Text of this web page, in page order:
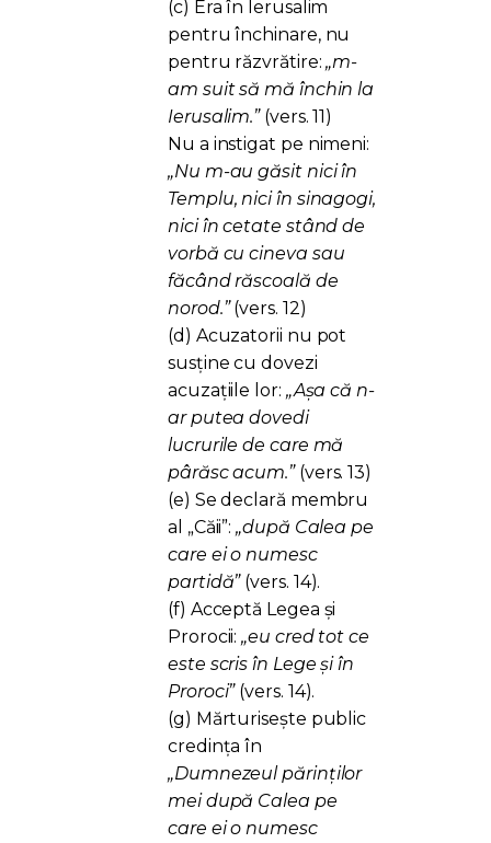
(c) Era în Ierusalim
pentru închinare, nu
pentru răzvrătire:„m-
am suit să mă închin la
Ierusalim.”(vers. 11)
Nu a instigat pe nimeni:
„Nu m-au găsit nici în
Templu, nici în sinagogi,
nici în cetate stând de
vorbă cu cineva sau
făcând răscoală de
norod.”(vers. 12)
(d) Acuzatorii nu pot
susține cu dovezi
acuzațiile lor: „Așa că n-
ar putea dovedi
lucrurile de care mă
pârăsc acum.”(vers. 13)
(e) Se declară membru
al „Căii”:„după Calea pe
care ei o numesc
partidă”(vers. 14).
(f) Acceptă Legea și
Prorocii:„eu cred tot ce
este scris în Lege și în
Proroci”(vers. 14).
(g) Mărturisește public
credința în
„Dumnezeul părinților
mei după Calea pe
care ei o numesc